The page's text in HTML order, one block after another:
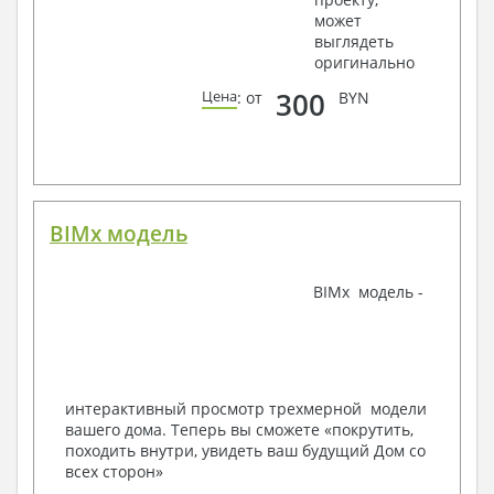
Ведомости расхода стали и бетона
3. Инженерный раздел (приобретается по желанию
Водоснабжение и канализация
канализации
Аксонометрическая схема водоснабжения и
канализации
Узлы и спецификация материалов
Спецификация материалов
Электротехнические решения:
Условные обозначения и общие данные
может
выглядеть
оригинально
Цена: от 300 BYN
BIMx модель
BIMx модель -
интерактивный просмотр трехмерной модели
вашего дома. Теперь вы сможете «покрутить,
походить внутри, увидеть ваш будущий Дом со
всех сторон»